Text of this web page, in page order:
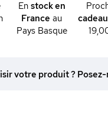
En stock en
France au
Pays Basque
cadeau
votre produit ?